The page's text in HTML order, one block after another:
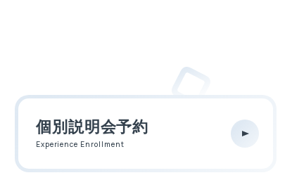
個別説明会予約
Experience Enrollment